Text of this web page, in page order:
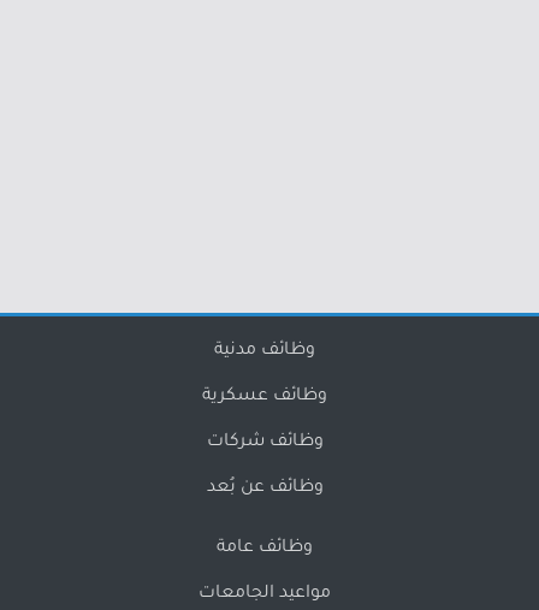
وظائف مدنية
وظائف عسكرية
وظائف شركات
وظائف عن بُعد
وظائف عامة
مواعيد الجامعات